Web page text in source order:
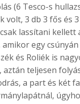
(6 Tesco-s
volt, 3 db 3 fős és
lassítani
egy
és Roliék is
teljesen
a part és két